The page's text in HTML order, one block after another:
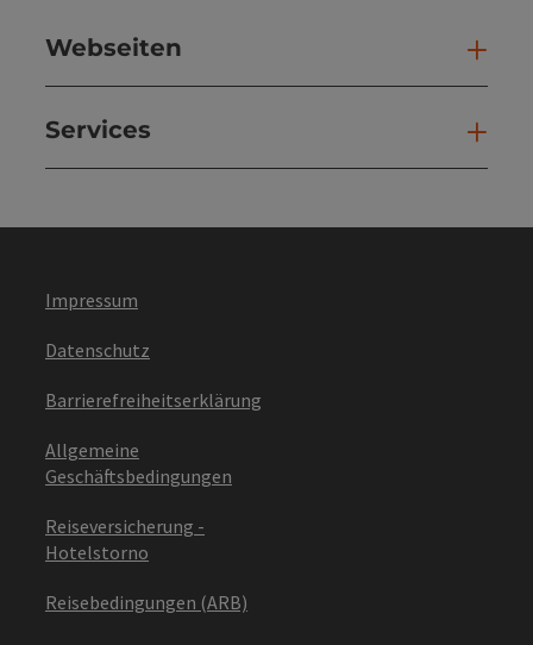
Webseiten
Services
Impressum
Datenschutz
Barrierefreiheitserklärung
Allgemeine
Geschäftsbedingungen
Reiseversicherung -
Hotelstorno
Reisebedingungen (ARB)